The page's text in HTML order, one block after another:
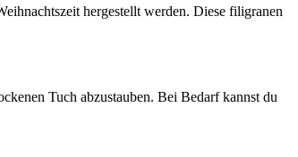
‌hergestellt werden.⁣ Diese filigranen
​Tuch abzustauben. Bei ⁣Bedarf kannst du